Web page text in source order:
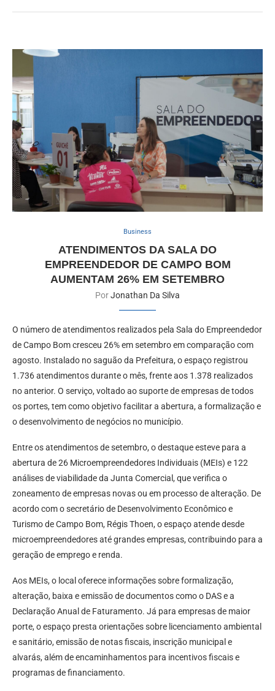
Business
ATENDIMENTOS DA SALA DO
EMPREENDEDOR DE CAMPO BOM
AUMENTAM 26% EM SETEMBRO
PorJonathan Da Silva
O número de atendimentos realizados pela Sala do Empreendedor
de Campo Bom cresceu 26% em setembro em comparação com
agosto. Instalado no saguão da Prefeitura, o espaço registrou
1.736 atendimentos durante o mês, frente aos 1.378 realizados
no anterior. O serviço, voltado ao suporte de empresas de todos
os portes, tem como objetivo facilitar a abertura, a formalização e
o desenvolvimento de negócios no município.
Entre os atendimentos de setembro, o destaque esteve para a
abertura de 26 Microempreendedores Individuais (MEIs) e 122
análises de viabilidade da Junta Comercial, que verifica o
zoneamento de empresas novas ou em processo de alteração. De
acordo com o secretário de Desenvolvimento Econômico e
Turismo de Campo Bom, Régis Thoen, o espaço atende desde
microempreendedores até grandes empresas, contribuindo para a
geração de emprego e renda.
Aos MEIs, o local oferece informações sobre formalização,
alteração, baixa e emissão de documentos como o DAS e a
Declaração Anual de Faturamento. Já para empresas de maior
porte, o espaço presta orientações sobre licenciamento ambiental
e sanitário, emissão de notas fiscais, inscrição municipal e
alvarás, além de encaminhamentos para incentivos fiscais e
programas de financiamento.